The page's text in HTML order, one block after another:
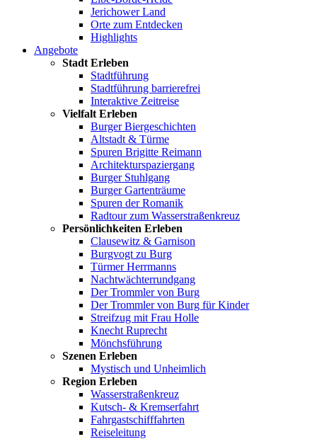
Jerichower Land
Orte zum Entdecken
Highlights
Angebote
Stadt Erleben
Stadtführung
Stadtführung barrierefrei
Interaktive Zeitreise
Vielfalt Erleben
Burger Biergeschichten
Altstadt & Türme
Spuren Brigitte Reimann
Architekturspaziergang
Burger Stuhlgang
Burger Gartenträume
Spuren der Romanik
Radtour zum Wasserstraßenkreuz
Persönlichkeiten Erleben
Clausewitz & Garnison
Burgvogt zu Burg
Türmer Herrmanns
Nachtwächterrundgang
Der Trommler von Burg
Der Trommler von Burg für Kinder
Streifzug mit Frau Holle
Knecht Ruprecht
Mönchsführung
Szenen Erleben
Mystisch und Unheimlich
Region Erleben
Wasserstraßenkreuz
Kutsch- & Kremserfahrt
Fahrgastschifffahrten
Reiseleitung